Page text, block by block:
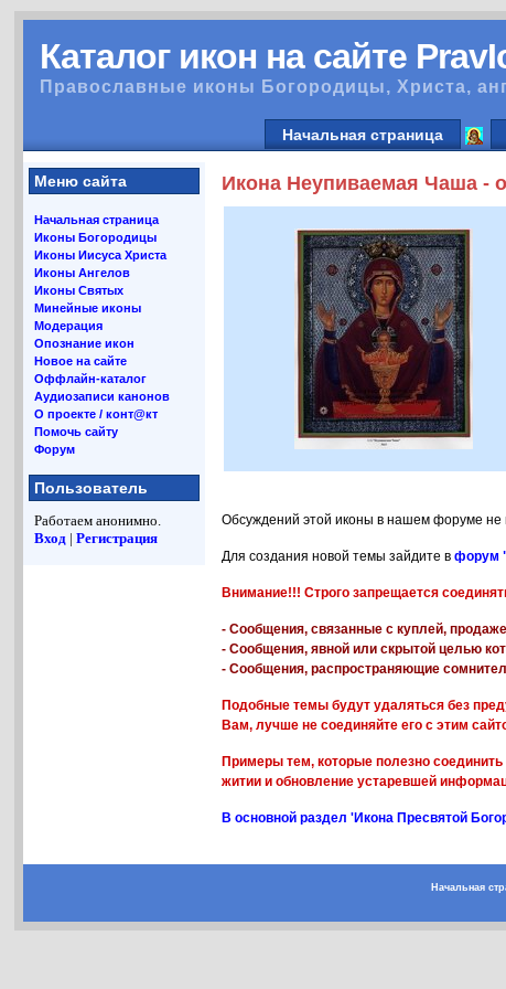
Каталог икон на сайте
Православные иконы Богородицы, Христа,
Начальная страница
Меню сайта
Начальная страница
Иконы Богородицы
Иконы Иисуса Христа
Иконы Ангелов
Иконы Святых
Минейные иконы
Модерация
Опознание икон
Новое на сайте
Оффлайн-каталог
Аудиозаписи канонов
О проекте / конт@кт
Помочь сайту
Форум
Пользователь
Работаем анонимно.
Вход |Регистрация
Икона Неупиваемая Чаша -
Обсуждений этой иконы в нашем форуме не
Для создания новой темы зайдите вфорум
Внимание!!! Строго запрещается
- Сообщения, связанные с куплей,
- Сообщения, явной или скрытой целью
- Сообщения, распространяющие
Подобные темы будут удаляться без
Вам, лучше не соединяйте его с этим
Примеры тем, которые полезно
житии и обновление устаревшей
В основной раздел 'Икона Пресвятой
Начальная